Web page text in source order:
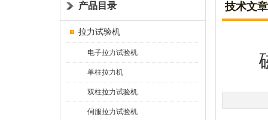
产品目录
拉力试验机
电子拉力试验机
单柱拉力机
双柱拉力试验机
伺服拉力试验机
技术文章